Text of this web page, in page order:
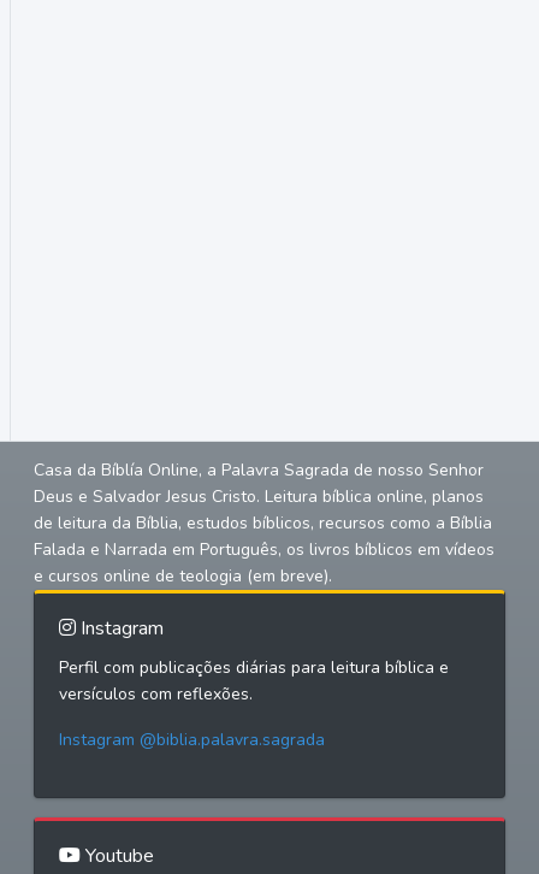
Casa da Bíblía Online, a Palavra Sagrada de nosso Senhor
Deus e Salvador Jesus Cristo. Leitura bíblica online, planos
de leitura da Bíblia, estudos bíblicos, recursos como a Bíblia
Falada e Narrada em Português, os livros bíblicos em vídeos
e cursos online de teologia (em breve).
Instagram
Perfil com publicações diárias para leitura bíblica e
versículos com reflexões.
Instagram @biblia.palavra.sagrada
Youtube